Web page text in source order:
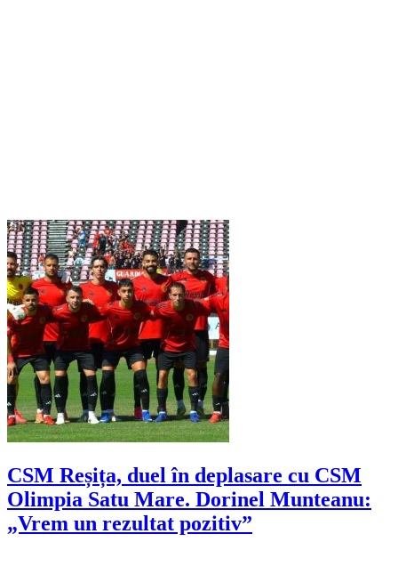
CSM Reșița, duel în deplasare cu CSM
Olimpia Satu Mare. Dorinel Munteanu:
„Vrem un rezultat pozitiv”